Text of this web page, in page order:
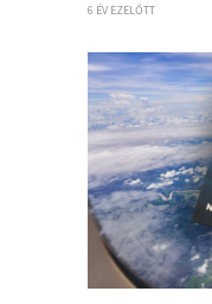
6 ÉV EZELŐTT